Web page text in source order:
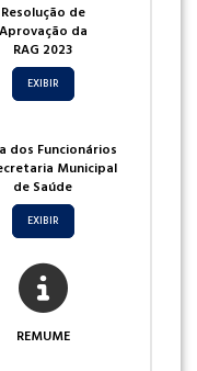
Resolução de
Aprovação da
RAG 2023
EXIBIR
dos Funcionários
Municipal
de Saúde
EXIBIR
REMUME